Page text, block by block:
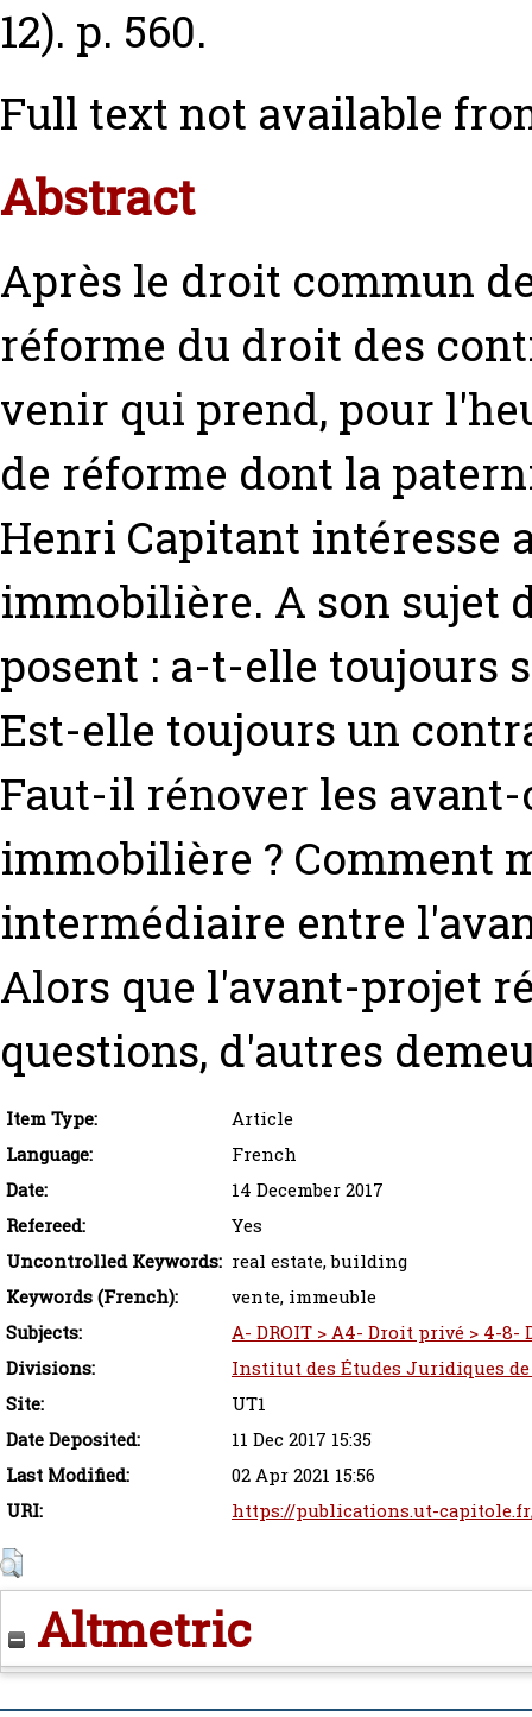
12). p. 560.
Full text not available
Abstract
Après le droit commun
réforme du droit des
venir qui prend, pour
de réforme dont la
Henri Capitant intéresse
immobilière. A son sujet
posent : a-t-elle toujours
Est-elle toujours un
Faut-il rénover les
immobilière ? Comment
intermédiaire entre
Alors que l'avant-projet
questions, d'autres
Item Type:
Article
Language:
French
Date:
14 December 2017
Refereed:
Yes
Uncontrolled Keywords: real estate, building
Keywords (French):
vente, immeuble
Subjects:
A- DROIT > A4- Droit privé > 4-
Divisions:
Institut des Études Juridiques
Site:
UT1
Date Deposited:
11 Dec 2017 15:35
Last Modified:
02 Apr 2021 15:56
URI:
https://publications.ut-
Altmetric